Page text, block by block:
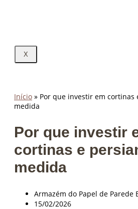
X
Início » Por que investir em cortinas
medida
Por que investir
cortinas e
medida
Armazém do Papel de Parede
15/02/2026